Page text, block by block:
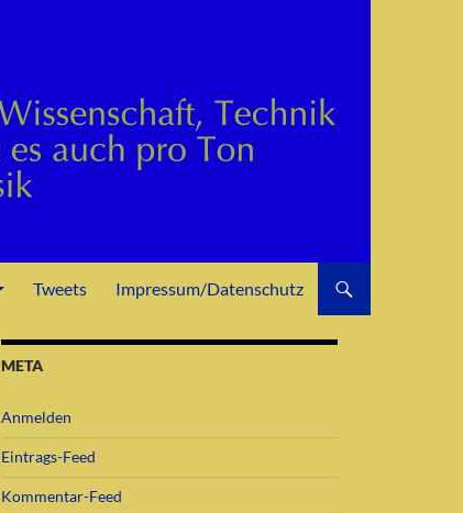
Tweets Impressum/Datenschutz
META
Anmelden
Eintrags-Feed
Kommentar-Feed